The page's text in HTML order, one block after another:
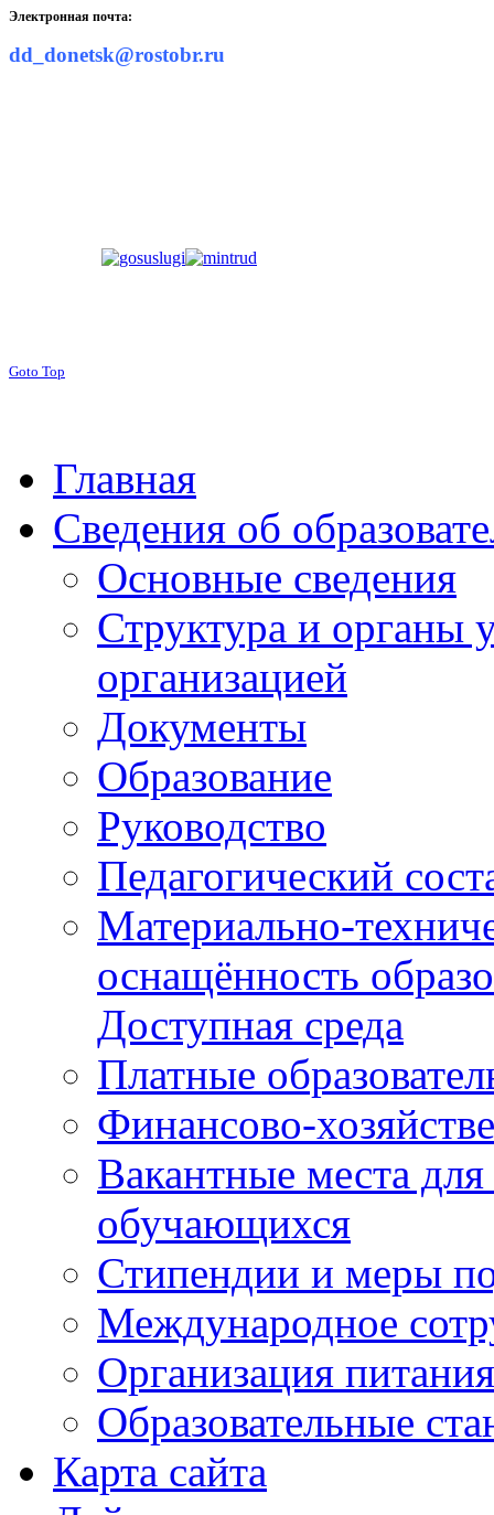
Электронная почта:
dd_donetsk@rostobr.ru
Goto Top
Главная
Сведения об
Основные сведения
Структура и органы
организацией
Документы
Образование
Руководство
Педагогический
Материально-
оснащённость
Доступная среда
Платные
Финансово-
Вакантные места
обучающихся
Стипендии и меры
Международное
Организация питания
Образовательные
Карта сайта